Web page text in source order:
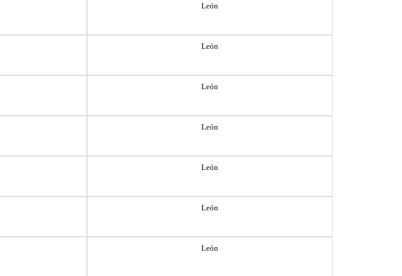
León
León
León
León
León
León
León